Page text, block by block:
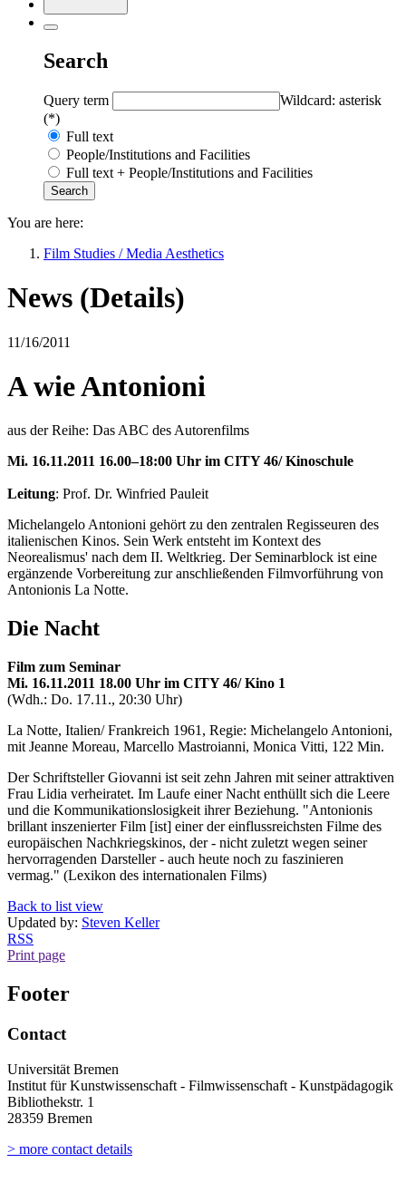
Search
Query term
Wildcard: asterisk
(*)
Full text
People/Institutions and Facilities
Full text + People/Institutions and Facilities
You are here:
Film Studies / Media Aesthetics
News (Details)
11/16/2011
A wie Antonioni
aus der Reihe: Das ABC des Autorenfilms
Mi. 16.11.2011 16.00–18:00 Uhr im CITY 46/ Kinoschule
Leitung: Prof. Dr. Winfried Pauleit
Michelangelo Antonioni gehört zu den zentralen Regisseuren des
italienischen Kinos. Sein Werk entsteht im Kontext des
Neorealismus' nach dem II. Weltkrieg. Der Seminarblock ist eine
ergänzende Vorbereitung zur anschließenden Filmvorführung von
Antonionis La Notte.
Die Nacht
Film zum Seminar
Mi. 16.11.2011 18.00 Uhr im CITY 46/ Kino 1
(Wdh.: Do. 17.11., 20:30 Uhr)
La Notte, Italien/ Frankreich 1961, Regie: Michelangelo Antonioni,
mit Jeanne Moreau, Marcello Mastroianni, Monica Vitti, 122 Min.
Der Schriftsteller Giovanni ist seit zehn Jahren mit seiner attraktiven
Frau Lidia verheiratet. Im Laufe einer Nacht enthüllt sich die Leere
und die Kommunikationslosigkeit ihrer Beziehung. "Antonionis
brillant inszenierter Film [ist] einer der einflussreichsten Filme des
europäischen Nachkriegskinos, der - nicht zuletzt wegen seiner
hervorragenden Darsteller - auch heute noch zu faszinieren
vermag." (Lexikon des internationalen Films)
Back to list view
Updated by: Steven Keller
RSS
Print page
Footer
Contact
Universität Bremen
Institut für Kunstwissenschaft - Filmwissenschaft - Kunstpädagogik
Bibliothekstr. 1
28359 Bremen
> more contact details